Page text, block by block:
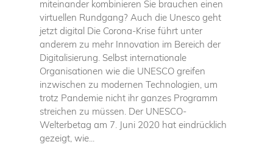
miteinander kombinieren Sie brauchen einen
virtuellen Rundgang? Auch die Unesco geht
jetzt digital Die Corona-Krise führt unter
anderem zu mehr Innovation im Bereich der
Digitalisierung. Selbst internationale
Organisationen wie die UNESCO greifen
inzwischen zu modernen Technologien, um
trotz Pandemie nicht ihr ganzes Programm
streichen zu müssen. Der UNESCO-
Welterbetag am 7. Juni 2020 hat eindrücklich
gezeigt, wie...